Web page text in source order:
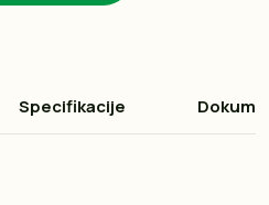
Specifikacije